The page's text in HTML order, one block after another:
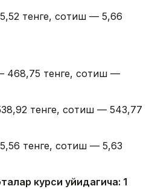
тенге, сотиш — 5,66
468,75 тенге, сотиш —
тенге, сотиш — 543,77
тенге, сотиш — 5,63
курси қуйидагича: 1